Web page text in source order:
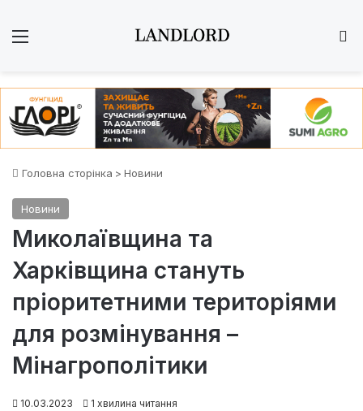
Головна сторінка > Новини
Новини
Миколаївщина та
Харківщина стануть
пріоритетними територіями
для розмінування –
Мінагрополітики
10.03.2023 1 хвилина читання